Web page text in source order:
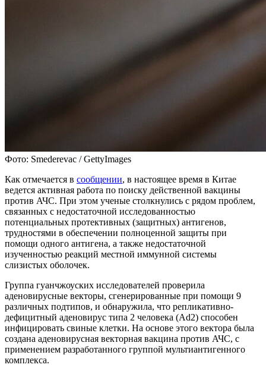
Фото: Smederevac / GettyImages
Как отмечается в сообщении, в настоящее время в Китае
ведется активная работа по поиску действенной вакцины
против АЧС. При этом ученые столкнулись с рядом проблем,
связанных с недостаточной исследованностью
потенциальных протективных (защитных) антигенов,
трудностями в обеспечении полноценной защиты при
помощи одного антигена, а также недостаточной
изученностью реакций местной иммунной системы
слизистых оболочек.
Группа гуанчжоуских исследователей проверила
аденовирусные векторы, сгенерированные при помощи 9
различных подтипов, и обнаружила, что репликативно-
дефицитный аденовирус типа 2 человека (Ad2) способен
инфицировать свиные клетки. На основе этого вектора была
создана аденовирусная векторная вакцина против АЧС, с
применением разработанного группой мультиантигенного
комплекса.